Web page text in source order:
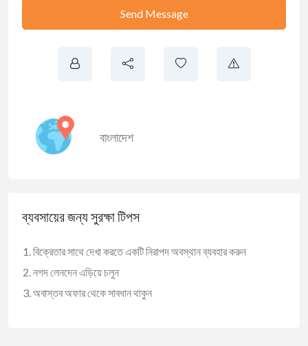
Send Message
বাংলাদেশ
ব্যবসায়ের জন্য সুরক্ষা টিপস
বিক্রেতার সাথে দেখা করতে একটি নিরাপদ অবস্থান ব্যবহার করুন
নগদ লেনদেন এড়িয়ে চলুন
অবাস্তব অফার থেকে সাবধান থাকুন